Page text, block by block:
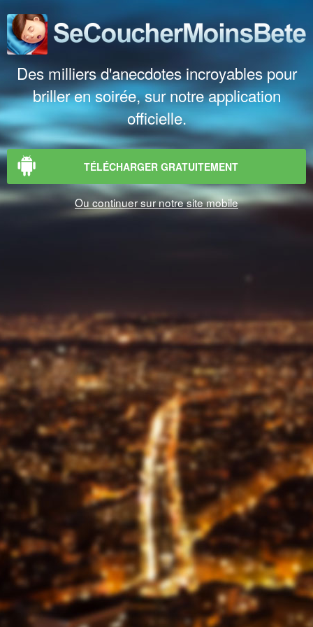
Des milliers d'anecdotes incroyables pour
briller en soirée, sur notre application
officielle.
TÉLÉCHARGER GRATUITEMENT
Ou continuer sur notre site mobile